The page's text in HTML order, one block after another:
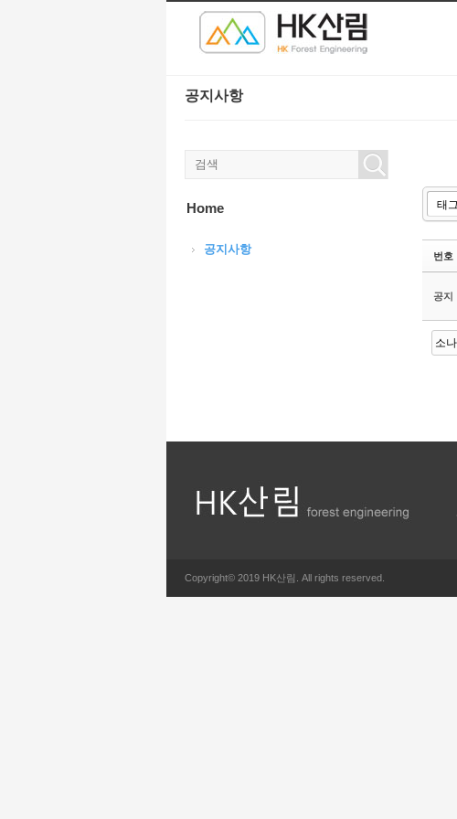
공지사항
번호
공지
Home
공지사항
Copyright© 2019 HK산림. All rights reserved.
Sketchbook5, 스케치북5
Sketchbook5, 스케치북5
Sketchbook5, 스케치북5
Sketchbook5, 스케치북5